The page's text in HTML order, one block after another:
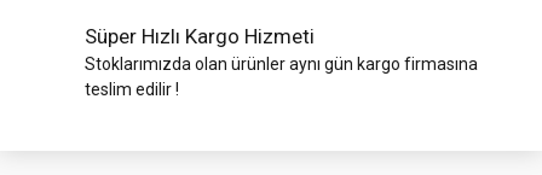
Süper Hızlı Kargo Hizmeti
Stoklarımızda olan ürünler aynı gün kargo firmasına
teslim edilir !